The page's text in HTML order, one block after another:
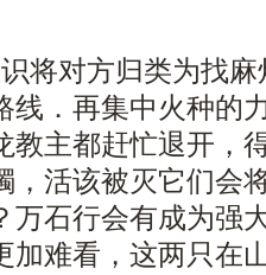
将对方归类为找
线．再集中火种的
教主都赶忙退开，
，活该被灭它们会
万石行会有成为强
加难看，这两只在